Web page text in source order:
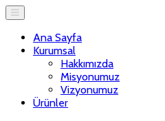
Ana Sayfa
Kurumsal
Hakkımızda
Misyonumuz
Vizyonumuz
Ürünler